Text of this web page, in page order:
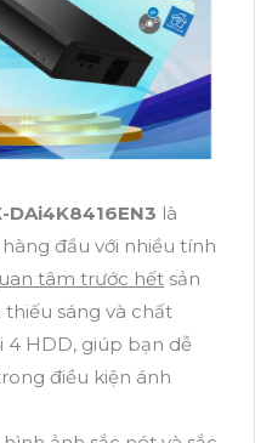
DAi4K8416EN3 là
đầu với nhiều tính
tâm trước hết sản
sáng và chất
4 HDD, giúp bạn dễ
điều kiện ánh